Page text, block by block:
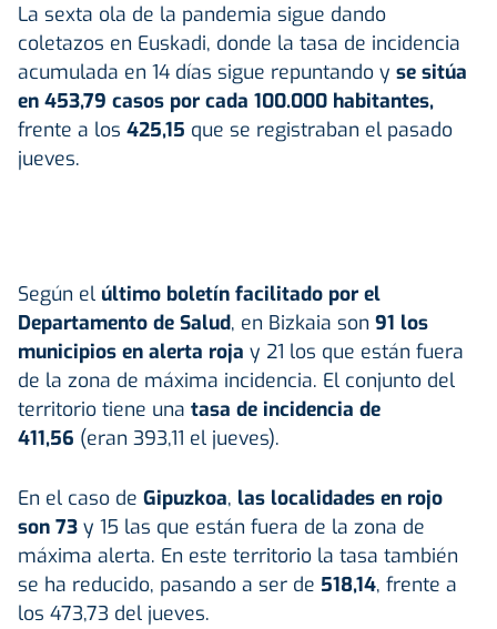
La sexta ola de la pandemia sigue dando
coletazos en Euskadi, donde la tasa de incidencia
acumulada en 14 días sigue repuntando y se sitúa
en 453,79 casos por cada 100.000 habitantes,
frente a los 425,15 que se registraban el pasado
jueves.
Según el último boletín facilitado por el
Departamento de Salud, en Bizkaia son 91 los
municipios en alerta roja y 21 los que están fuera
de la zona de máxima incidencia. El conjunto del
territorio tiene una tasa de incidencia de
411,56 (eran 393,11 el jueves).
En el caso de Gipuzkoa, las localidades en rojo
son 73 y 15 las que están fuera de la zona de
máxima alerta. En este territorio la tasa también
se ha reducido, pasando a ser de 518,14, frente a
los 473,73 del jueves.